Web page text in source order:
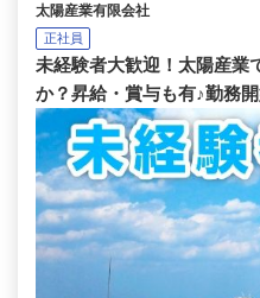
太陽産業有限会社
正社員
未経験者大歓迎！太陽産業
か？昇給・賞与も有♪勤務